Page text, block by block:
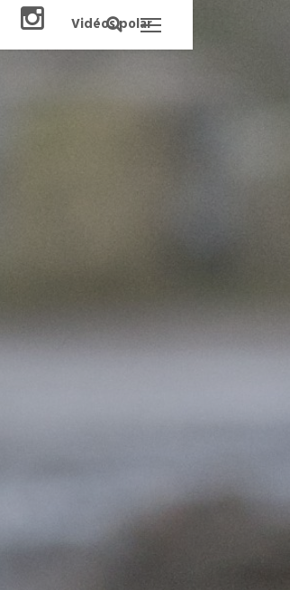
Vidéos polar